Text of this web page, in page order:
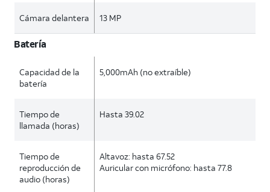
Cámara delantera 13 MP
Batería
Capacidad de la
batería
5,000mAh (no extraíble)
Tiempo de
llamada (horas)
Hasta 39.02
Tiempo de
reproducción de
audio (horas)
Altavoz: hasta 67.52
Auricular con micrófono: hasta 77.8